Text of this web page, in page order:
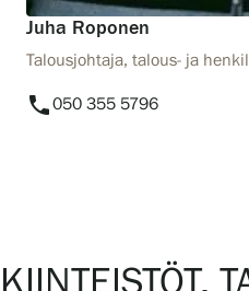
Juha Roponen
Talousjohtaja, talous- ja
phone050 355 5796